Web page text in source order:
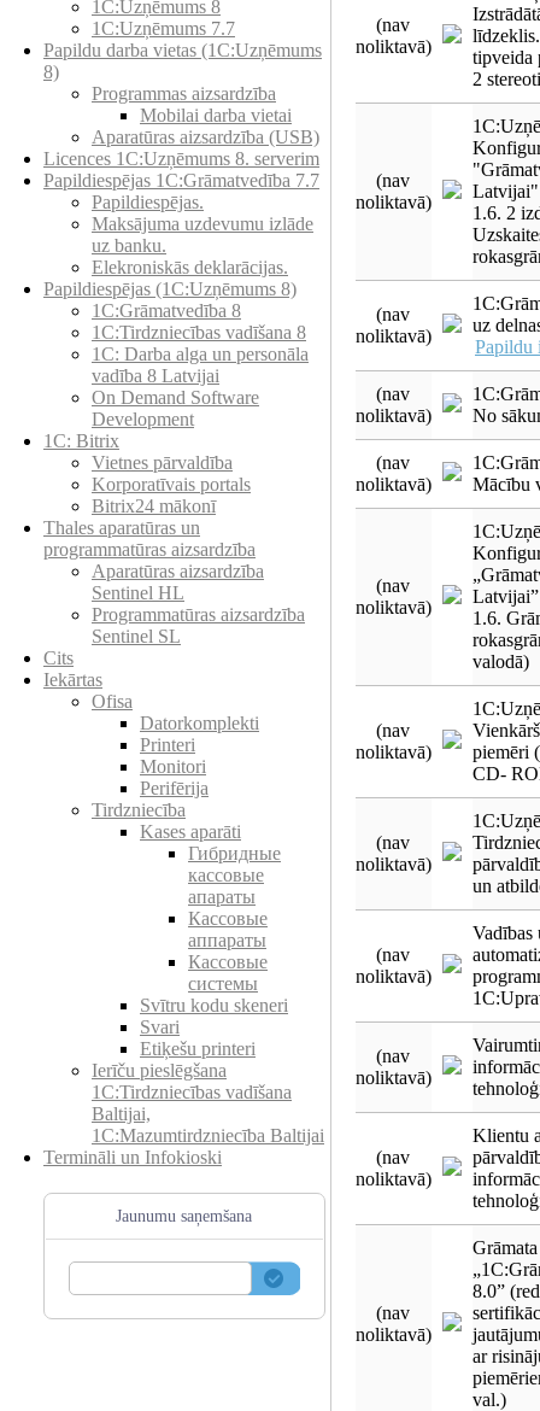
1C:Uzņēmums 8
1C:Uzņēmums 7.7
Papildu darba vietas (1C:Uzņēmums
8)
Programmas aizsardzība
Mobilai darba vietai
Aparatūras aizsardzība (USB)
Licences 1C:Uzņēmums 8. serverim
Papildiespējas 1C:Grāmatvedība 7.7
Papildiespējas.
Maksājuma uzdevumu izlāde
uz banku.
Elekroniskās deklarācijas.
Papildiespējas (1C:Uzņēmums 8)
1C:Grāmatvedība 8
1C:Tirdzniecības vadīšana 8
1С: Darba alga un personāla
vadība 8 Latvijai
On Demand Software
Development
1C: Bitrix
Vietnes pārvaldība
Korporatīvais portals
Bitrix24 mākonī
Thales aparatūras un
programmatūras aizsardzība
Aparatūras aizsardzība
Sentinel HL
Programmatūras aizsardzība
Sentinel SL
Cits
Iekārtas
Ofisa
Datorkomplekti
Printeri
Monitori
Perifērija
Tirdzniecība
Kases aparāti
Гибридные
кассовые
апараты
Кассовые
аппараты
Кассовые
системы
Svītru kodu skeneri
Svari
Etiķešu printeri
Ierīču pieslēgšana
1C:Tirdzniecības vadīšana
Baltijai,
1C:Mazumtirdzniecība Baltijai
Termināli un Infokioski
Jaunumu saņemšana
(nav
noliktavā)
tipveida
2
(nav
noliktavā)
1.6. 2
(nav
noliktavā)
uz
Papildu
(nav
noliktavā)
No
(nav
noliktavā)
Mācību
(nav
noliktavā)
1.6.
valodā)
(nav
noliktavā)
piemēri
CD-
(nav
noliktavā)
un
(nav
noliktavā)
Vadības
(nav
noliktavā)
(nav
noliktavā)
Klientu
(nav
noliktavā)
8.0”
ar
val.)